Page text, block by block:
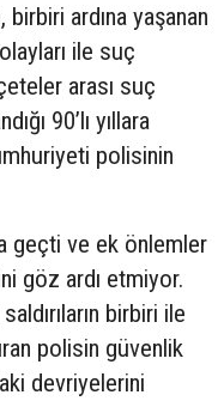
birbiri ardına yaşanan
ile suç
arası suç
90’lı yıllara
polisinin
geçti ve ek önlemler
göz ardı etmiyor.
birbiri ile
polisin güvenlik
devriyelerini